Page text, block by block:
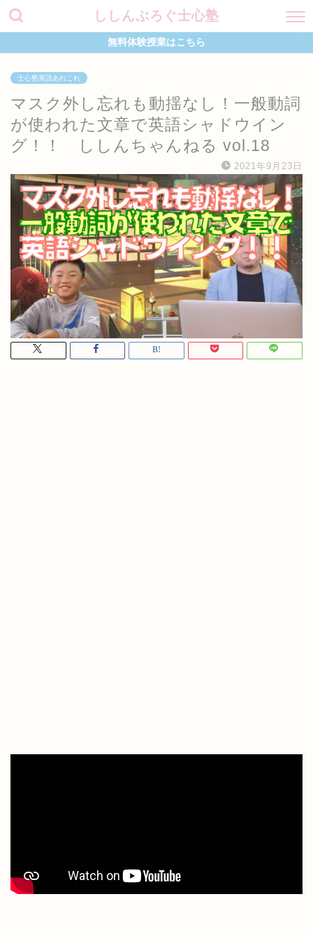
ししんぶろぐ士心塾
無料体験授業はこちら
士心塾英語あれこれ
マスク外し忘れも動揺なし！一般動詞
が使われた文章で英語シャドウイン
グ！！ ししんちゃんねる vol.18
2021年9月23日